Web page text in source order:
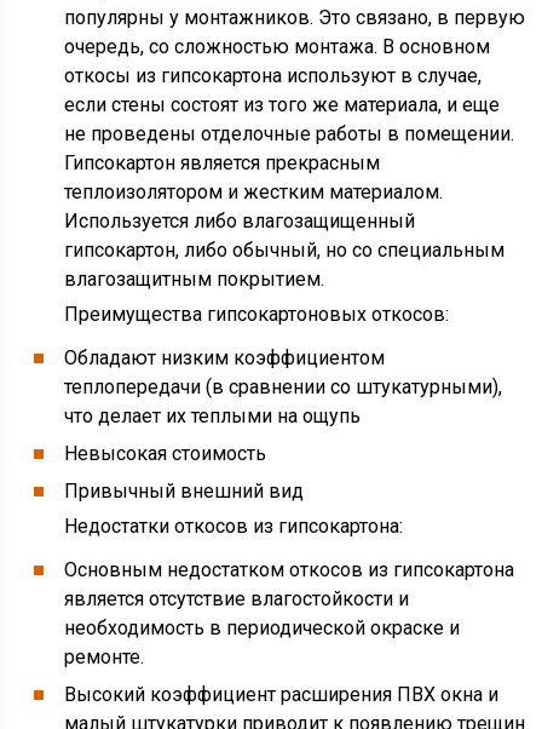
популярны у монтажников. Это связано, в первую
очередь, со сложностью монтажа. В основном
откосы из гипсокартона используют в случае,
если стены состоят из того же материала, и еще
не проведены отделочные работы в помещении.
Гипсокартон является прекрасным
теплоизолятором и жестким материалом.
Используется либо влагозащищенный
гипсокартон, либо обычный, но со специальным
влагозащитным покрытием.
Преимущества гипсокартоновых откосов:
Обладают низким коэффициентом
теплопередачи (в сравнении со штукатурными),
что делает их теплыми на ощупь
Невысокая стоимость
Привычный внешний вид
Недостатки откосов из гипсокартона:
Основным недостатком откосов из гипсокартона
является отсутствие влагостойкости и
необходимость в периодической окраске и
ремонте.
Высокий коэффициент расширения ПВХ окна и
малый штукатурки приводит к появлению трещин